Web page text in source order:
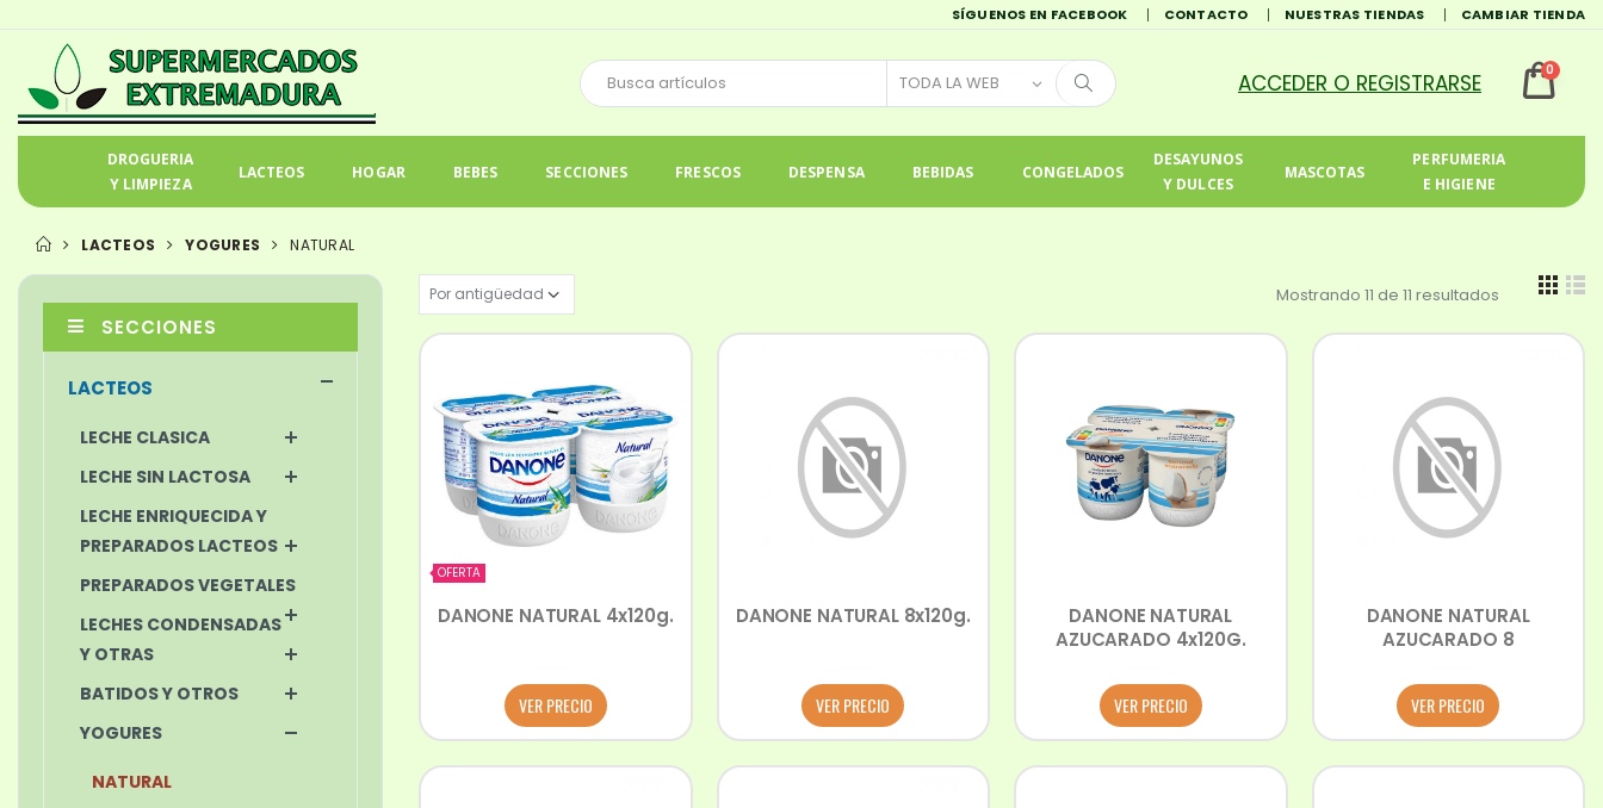
SÍGUENOS EN FACEBOOK CONTACTO NUESTRAS TIENDAS CAMBIAR TIENDA
0
DROGUERIA
Y LIMPIEZA
LACTEOS HOGAR BEBES SECCIONES FRESCOS DESPENSA BEBIDAS CONGELADOS
DESAYUNOS
Y DULCES
MASCOTAS
PERFUMERIA
E HIGIENE
LACTEOS YOGURES NATURAL
Mostrando 11 de 11 resultados
OFERTA
DANONE NATURAL 4x120g.
VER PRECIO
DANONE NATURAL 8x120g.
VER PRECIO
DANONE NATURAL
AZUCARADO 4x120G.
VER PRECIO
DANONE NATURAL
AZUCARADO 8
VER PRECIO
SECCIONES
LACTEOS
LECHE CLASICA
LECHE SIN LACTOSA
LECHE ENRIQUECIDA Y
PREPARADOS LACTEOS
PREPARADOS VEGETALES
LECHES CONDENSADAS
Y OTRAS
BATIDOS Y OTROS
YOGURES
NATURAL